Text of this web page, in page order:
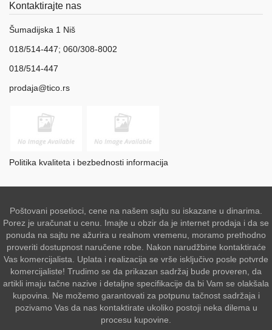
Kontaktirajte nas
Šumadijska 1 Niš
018/514-447; 060/308-8002
018/514-447
prodaja@tico.rs
Politika kvaliteta i bezbednosti informacija
Poštovani posetioci, cene na našem sajtu su iskazane u dinarima.
Porez je uračunat u cenu. Imajte u obzir da je internet prodaja i da se
ponuda na sajtu ne ažurira u realnom vremenu, moramo prethodno
proveriti dostupnost naručene robe. Nakon narudžbine kontaktiraće
Vas komercijalista. Uplata i realizacija se vrše isključivo posle potvrde
komercijaliste! Trudimo se da prikazan sadržaj bude proveren, da
artikli imaju tačne nazive i detaljne specifikacije da bi Vam se olakšala
kupovina. Ne možemo garantovati za potpunu tačnost sadržaja i
pozivamo Vas da nas kontaktirate ukoliko postoji neka dilema u
procesu kupovine.